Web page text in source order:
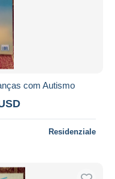
com Autismo
Residenziale